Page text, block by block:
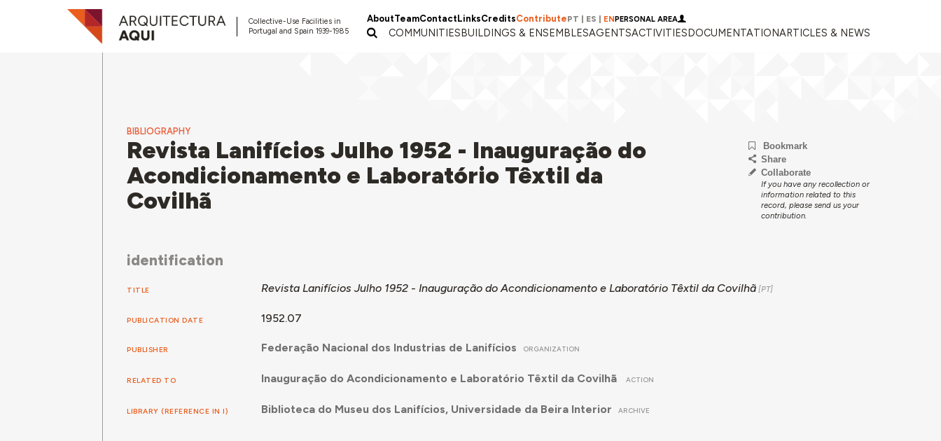
Collective-Use Facilities in
Portugal and Spain 1939-1985
AboutTeamContactLinksCreditsContributePT ES ENPERSONAL AREA
COMMUNITIESBUILDINGS & ENSEMBLESAGENTSACTIVITIESDOCUMENTATIONARTICLES & NEWS
BIBLIOGRAPHY
Revista Lanifícios Julho 1952 - Inauguração do
Acondicionamento e Laboratório Têxtil da
Covilhã
Bookmark
Share
Collaborate
If you have any recollection or
information related to this
record, please send us your
contribution.
identification
TITLE Revista Lanifícios Julho 1952 - Inauguração do Acondicionamento e Laboratório Têxtil da Covilhã
PUBLICATION DATE 1952.07
PUBLISHER Federação Nacional dos Industrias de Lanifícios ORGANIZATION
RELATED TO Inauguração do Acondicionamento e Laboratório Têxtil da Covilhã ACTION
LIBRARY (REFERENCE IN I) Biblioteca do Museu dos Lanifícios, Universidade da Beira Interior ARCHIVE